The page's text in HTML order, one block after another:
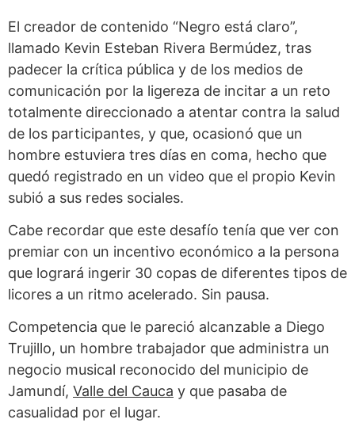
El creador de contenido “Negro está claro”,
llamado Kevin Esteban Rivera Bermúdez, tras
padecer la crítica pública y de los medios de
comunicación por la ligereza de incitar a un reto
totalmente direccionado a atentar contra la salud
de los participantes, y que, ocasionó que un
hombre estuviera tres días en coma, hecho que
quedó registrado en un video que el propio Kevin
subió a sus redes sociales.
Cabe recordar que este desafío tenía que ver con
premiar con un incentivo económico a la persona
que logrará ingerir 30 copas de diferentes tipos de
licores a un ritmo acelerado. Sin pausa.
Competencia que le pareció alcanzable a Diego
Trujillo, un hombre trabajador que administra un
negocio musical reconocido del municipio de
Jamundí, Valle del Cauca y que pasaba de
casualidad por el lugar.